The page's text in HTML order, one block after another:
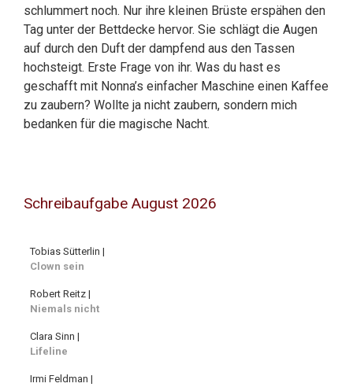
schlummert noch. Nur ihre kleinen Brüste erspähen den
Tag unter der Bettdecke hervor. Sie schlägt die Augen
auf durch den Duft der dampfend aus den Tassen
hochsteigt. Erste Frage von ihr. Was du hast es
geschafft mit Nonna’s einfacher Maschine einen Kaffee
zu zaubern? Wollte ja nicht zaubern, sondern mich
bedanken für die magische Nacht.
Schreibaufgabe August 2026
Tobias Sütterlin |
Clown sein
Robert Reitz |
Niemals nicht
Clara Sinn |
Lifeline
Irmi Feldman |